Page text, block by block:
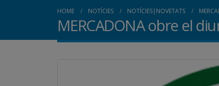
HOME NOTÍCIES NOTÍCIES|NOVETATS
MERCADONA obre el